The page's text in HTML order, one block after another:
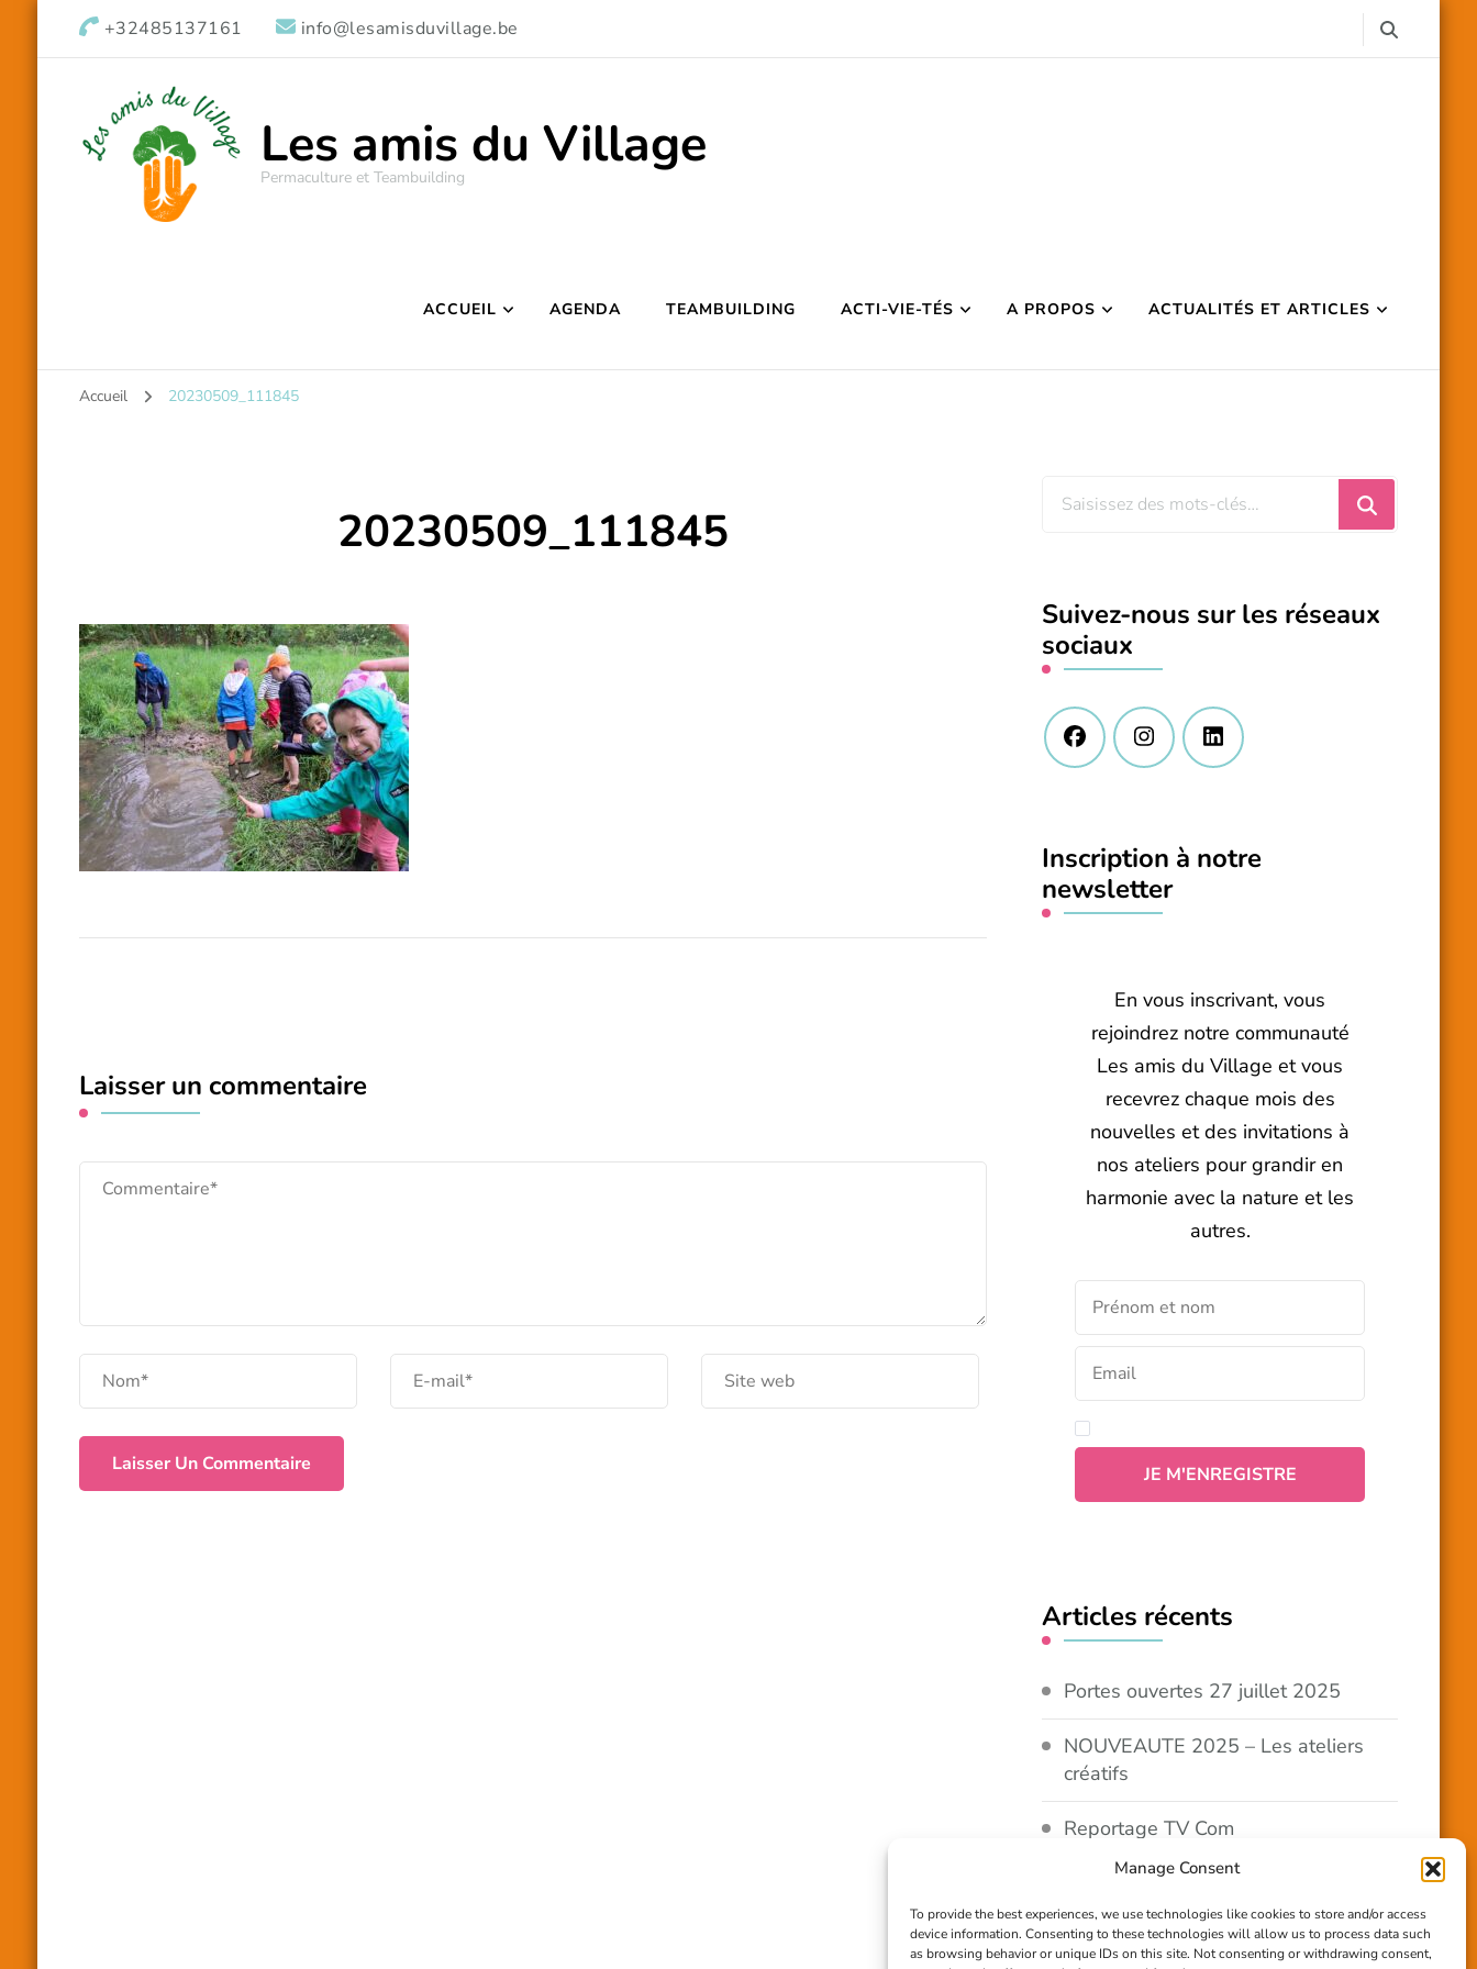
Manage Consent
To provide the best experiences, we use technologies like cookies to store and/or access
device information. Consenting to these technologies will allow us to process data such
as browsing behavior or unique IDs on this site. Not consenting or withdrawing consent,
+32485137161 info@lesamisduvillage.be
Les amis du Village
Permaculture et Teambuilding
ACCUEIL AGENDA TEAMBUILDING ACTI-VIE-TÉS A PROPOS ACTUALITÉS ET ARTICLES
Accueil 20230509_111845
20230509_111845
Laisser un commentaire
Vous
?
Suivez-nous sur les réseaux
sociaux
Inscription à notre
newsletter
En vous inscrivant, vous
rejoindrez notre communauté
Les amis du Village et vous
recevrez chaque mois des
nouvelles et des invitations à
nos ateliers pour grandir en
harmonie avec la nature et les
autres.
Articles récents
Portes ouvertes 27 juillet 2025
NOUVEAUTE 2025 – Les ateliers
créatifs
Reportage TV Com
Construction en terre-paille
Chantier Participatif Terre Paille